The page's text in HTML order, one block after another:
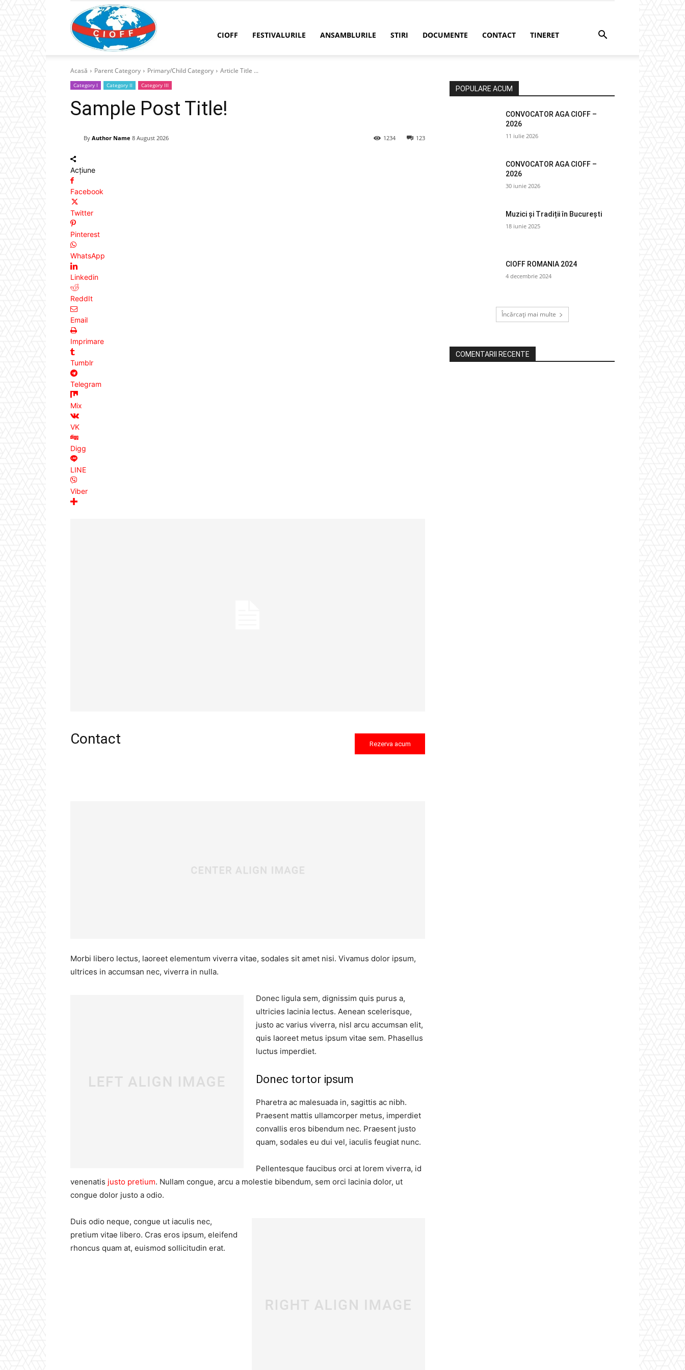
CIOFF
România
CIOFF FESTIVALURILE ANSAMBLURILE STIRI DOCUMENTE CONTACT TINERET
Acasă Parent Category Primary/Child Category Article Title ...
Category I Category II Category III
Sample Post Title!
By Author Name 8 August 2026 123
1234
Acțiune
Facebook
Twitter
Pinterest
WhatsApp
Linkedin
ReddIt
Email
Imprimare
Tumblr
Telegram
Mix
VK
Digg
LINE
Viber
Contact Rezerva acum
Morbi libero lectus, laoreet elementum viverra vitae, sodales sit amet nisi. Vivamus dolor ipsum,
ultrices in accumsan nec, viverra in nulla.
Donec ligula sem, dignissim quis purus a,
ultricies lacinia lectus. Aenean scelerisque,
justo ac varius viverra, nisl arcu accumsan elit,
quis laoreet metus ipsum vitae sem. Phasellus
luctus imperdiet.
Donec tortor ipsum
Pharetra ac malesuada in, sagittis ac nibh.
Praesent mattis ullamcorper metus, imperdiet
convallis eros bibendum nec. Praesent justo
quam, sodales eu dui vel, iaculis feugiat nunc.
Pellentesque faucibus orci at lorem viverra, id
venenatis justo pretium. Nullam congue, arcu a molestie bibendum, sem orci lacinia dolor, ut
congue dolor justo a odio.
Duis odio neque, congue ut iaculis nec,
pretium vitae libero. Cras eros ipsum, eleifend
rhoncus quam at, euismod sollicitudin erat.
POPULARE ACUM
CONVOCATOR AGA CIOFF –
2026
11 iulie 2026
CONVOCATOR AGA CIOFF –
2026
30 iunie 2026
Muzici și Tradiții în București
18 iunie 2025
CIOFF ROMANIA 2024
4 decembrie 2024
Încărcați mai multe
COMENTARII RECENTE